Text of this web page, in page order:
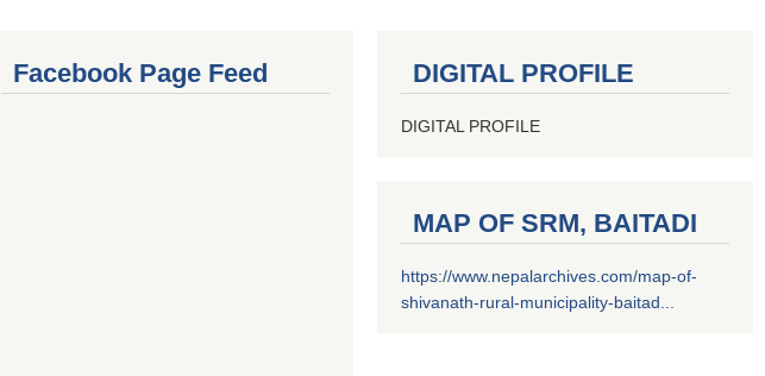
Facebook Page Feed DIGITAL PROFILE
DIGITAL PROFILE
MAP OF SRM, BAITADI
https://www.nepalarchives.com/map-of-
shivanath-rural-municipality-baitad...